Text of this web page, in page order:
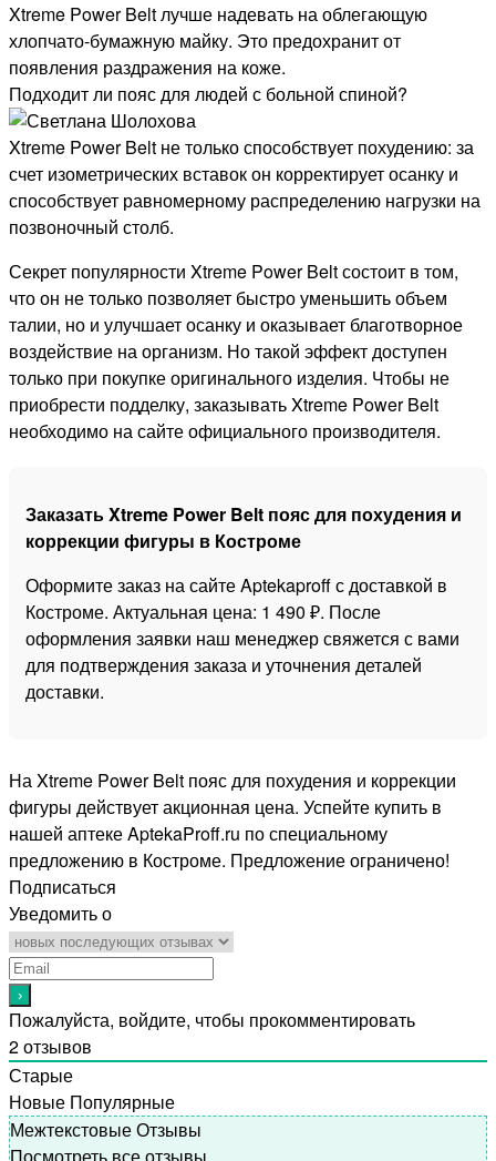
Xtreme Power Belt лучше надевать на облегающую
хлопчато-бумажную майку. Это предохранит от
появления раздражения на коже.
Подходит ли пояс для людей с больной спиной?
Xtreme Power Belt не только способствует похудению: за
счет изометрических вставок он корректирует осанку и
способствует равномерному распределению нагрузки на
позвоночный столб.
Секрет популярности Xtreme Power Belt состоит в том,
что он не только позволяет быстро уменьшить объем
талии, но и улучшает осанку и оказывает благотворное
воздействие на организм. Но такой эффект доступен
только при покупке оригинального изделия. Чтобы не
приобрести подделку, заказывать Xtreme Power Belt
необходимо на сайте официального производителя.
Заказать Xtreme Power Belt пояс для похудения и
коррекции фигуры в Костроме
Оформите заказ на сайте Aptekaproff с доставкой в
Костроме. Актуальная цена: 1 490 ₽. После
оформления заявки наш менеджер свяжется с вами
для подтверждения заказа и уточнения деталей
доставки.
На Xtreme Power Belt пояс для похудения и коррекции
фигуры действует акционная цена. Успейте купить в
нашей аптеке AptekaProff.ru по специальному
предложению в Костроме. Предложение ограничено!
Подписаться
Уведомить о
Пожалуйста, войдите, чтобы прокомментировать
2отзывов
Старые
Новые Популярные
Межтекстовые Отзывы